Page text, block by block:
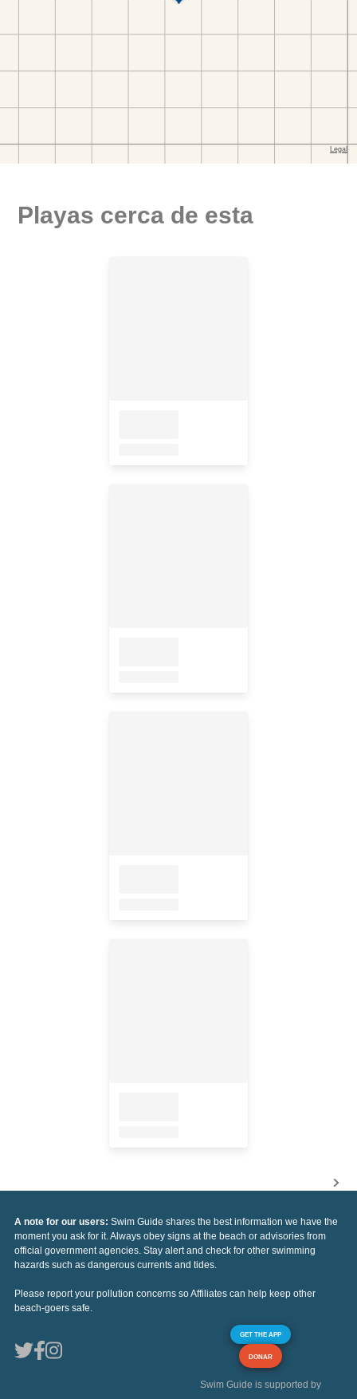
Playas cerca de esta
A note for our users: Swim Guide shares the best information we have the
moment you ask for it. Always obey signs at the beach or advisories from
official government agencies. Stay alert and check for other swimming
hazards such as dangerous currents and tides.
Please report your pollution concerns so Affiliates can help keep other
beach-goers safe.
GET THE APP
DONAR
Swim Guide is supported by